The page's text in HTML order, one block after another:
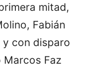
mitad,
Fabián
y con disparo
Faz